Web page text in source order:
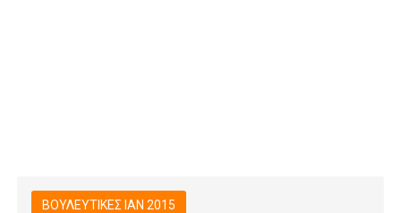
ΒΟΥΛΕΥΤΙΚΕΣ ΙΑΝ 2015